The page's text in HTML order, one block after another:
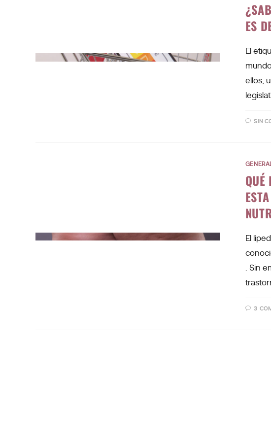
ES
El
ellos,
SIN
QUÉ
El
. Sin
3